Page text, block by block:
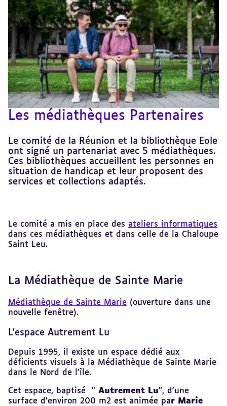
Les médiathèques Partenaires
Le comité de la Réunion et la bibliothèque Eole
ont signé un partenariat avec 5 médiathèques.
Ces bibliothèques accueillent les personnes en
situation de handicap et leur proposent des
services et collections adaptés.
Le comité a mis en place des ateliers informatiques
dans ces médiathèques et dans celle de la Chaloupe
Saint Leu.
La Médiathèque de Sainte Marie
Médiathèque de Sainte Marie (ouverture dans une
nouvelle fenêtre).
L'espace Autrement Lu
Depuis 1995, il existe un espace dédié aux
déficients visuels à la Médiathèque de Sainte Marie
dans le Nord de l'île.
Cet espace, baptisé " Autrement Lu", d'une
surface d'environ 200 m2 est animée par Marie
au
sommaire